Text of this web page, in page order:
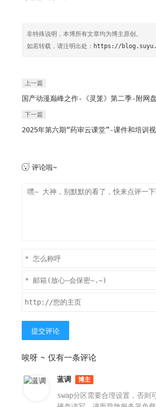
非特殊说明，本博所有文章均为博主原创。
如若转载，请注明出处： https://
上一篇
国产动漫巅峰之作-《灵笼》第二季-附网
下一篇
2025年第六期“药审云课堂”-课件和培训
评论啦~
提交评论
唉呀 ~ 仅有一条评论
蓝调 博主
swap分区需要合理设置，否则